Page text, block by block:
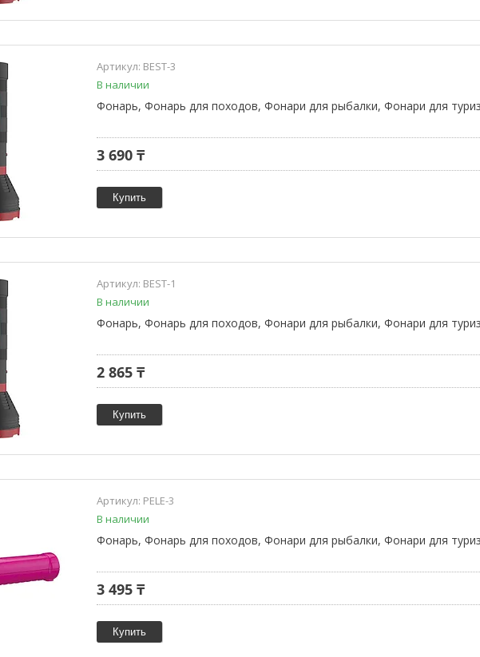
BEST-3
В наличии
Фонарь, Фонарь для походов, Фонари для рыбалки, Фонари для
3 690 ₸
Купить
BEST-1
В наличии
Фонарь, Фонарь для походов, Фонари для рыбалки, Фонари для
2 865 ₸
Купить
PELE-3
В наличии
Фонарь, Фонарь для походов, Фонари для рыбалки, Фонари для
3 495 ₸
Купить